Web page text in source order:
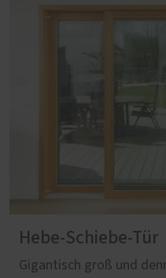
Hebe-Schiebe-Tür
Gigantisch groß und